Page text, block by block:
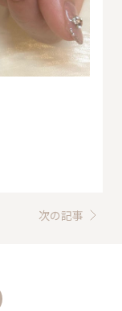
次の記事